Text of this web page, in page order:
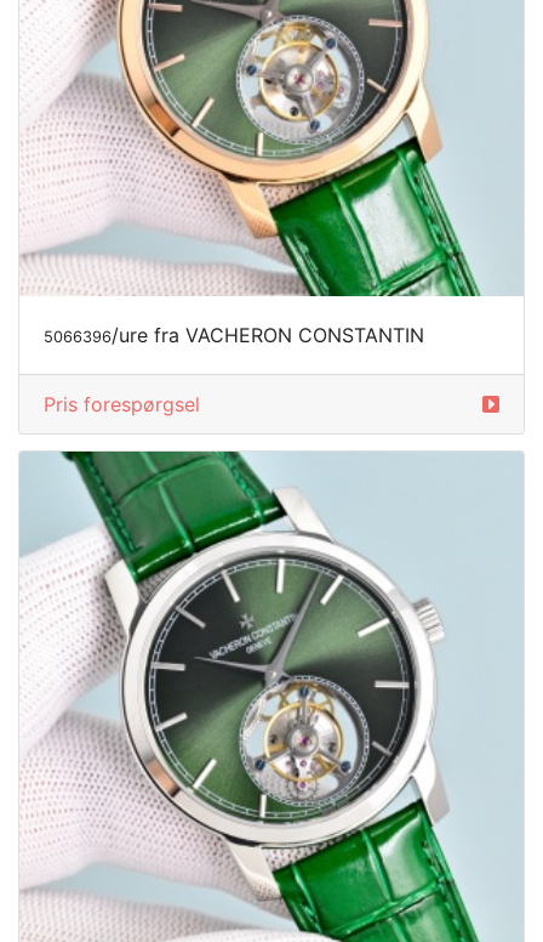
5066396/ure fra VACHERON CONSTANTIN
Pris forespørgsel